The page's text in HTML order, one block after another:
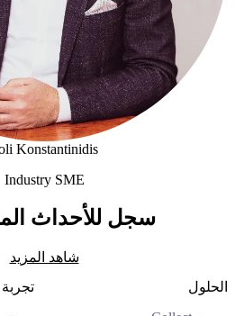
Konstantinidis
Industry SME
سجل للأحداث
شاهد المزيد
الحلول
تجربة